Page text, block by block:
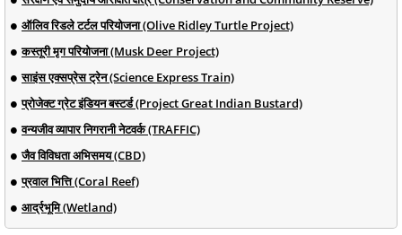
ऑलिव रिडले टर्टल परियोजना (Olive Ridley Turtle Project)
कस्तूरी मृग परियोजना (Musk Deer Project)
साइंस एक्सप्रेस ट्रेन (Science Express Train)
प्रोजेक्ट ग्रेट इंडियन बस्टर्ड (Project Great Indian Bustard)
वन्यजीव व्यापार निगरानी नेटवर्क (TRAFFIC)
जैव विविधता अभिसमय (CBD)
प्रवाल भित्ति (Coral Reef)
आर्द्रभूमि (Wetland)